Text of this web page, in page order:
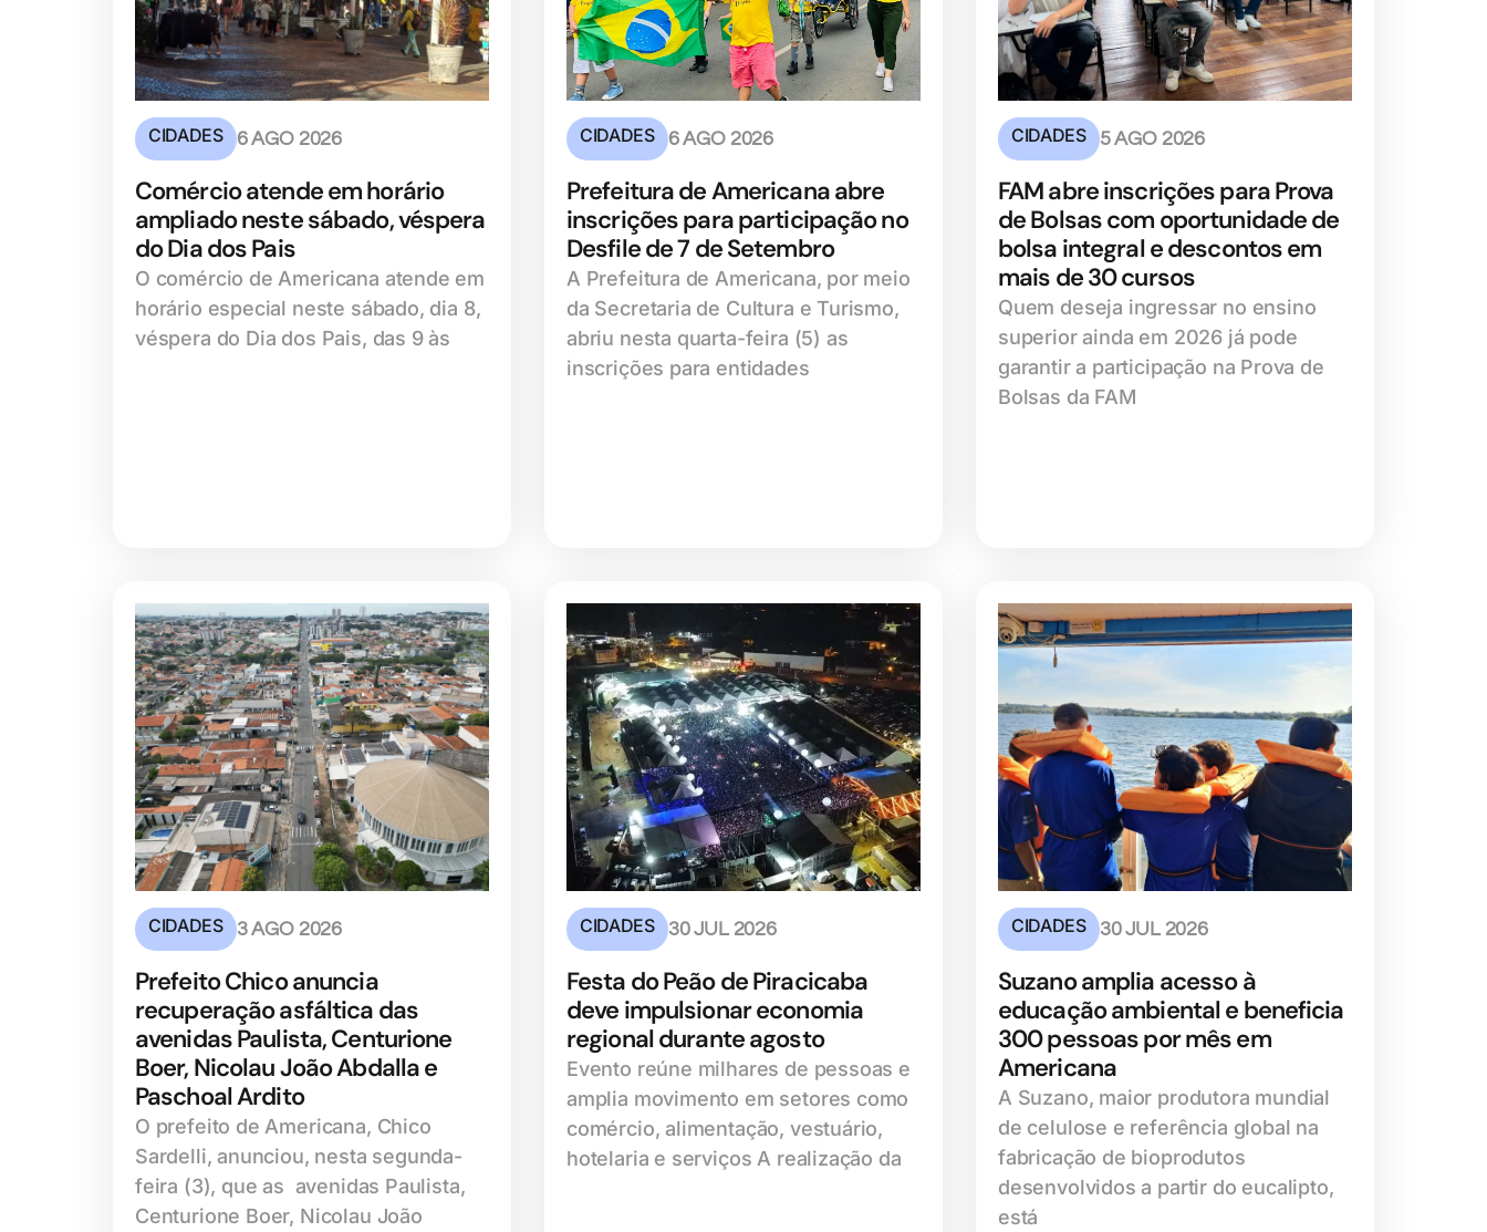
CIDADES 6 AGO 2026
Comércio atende em horário
ampliado neste sábado, véspera
do Dia dos Pais
O comércio de Americana atende em
horário especial neste sábado, dia 8,
véspera do Dia dos Pais, das 9 às
CIDADES 6 AGO 2026
Prefeitura de Americana abre
inscrições para participação no
Desfile de 7 de Setembro
A Prefeitura de Americana, por meio
da Secretaria de Cultura e Turismo,
abriu nesta quarta-feira (5) as
inscrições para entidades
CIDADES 5 AGO 2026
FAM abre inscrições para Prova
de Bolsas com oportunidade de
bolsa integral e descontos em
mais de 30 cursos
Quem deseja ingressar no ensino
superior ainda em 2026 já pode
garantir a participação na Prova de
Bolsas da FAM
CIDADES 3 AGO 2026
Prefeito Chico anuncia
recuperação asfáltica das
avenidas Paulista, Centurione
Boer, Nicolau João Abdalla e
Paschoal Ardito
O prefeito de Americana, Chico
Sardelli, anunciou, nesta segunda-
feira (3), que as avenidas Paulista,
Centurione Boer, Nicolau João
CIDADES 30 JUL 2026
Festa do Peão de Piracicaba
deve impulsionar economia
regional durante agosto
Evento reúne milhares de pessoas e
amplia movimento em setores como
comércio, alimentação, vestuário,
hotelaria e serviços A realização da
CIDADES 30 JUL 2026
Suzano amplia acesso à
educação ambiental e beneficia
300 pessoas por mês em
Americana
A Suzano, maior produtora mundial
de celulose e referência global na
fabricação de bioprodutos
desenvolvidos a partir do eucalipto,
está